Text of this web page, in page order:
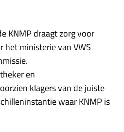
KNMP draagt zorg voor
het ministerie van VWS
en
klagers van de juiste
waar KNMP is